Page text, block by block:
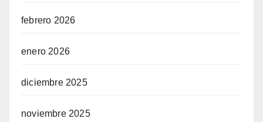
febrero 2026
enero 2026
diciembre 2025
noviembre 2025